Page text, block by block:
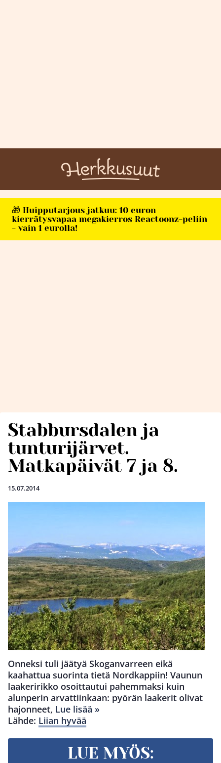
🎁 Huipputarjous jatkuu: 10 euron
kierrätysvapaa megakierros Reactoonz-peliin
- vain 1 eurolla!
Stabbursdalen ja
tunturijärvet.
Matkapäivät 7 ja 8.
15.07.2014
Onneksi tuli jäätyä Skoganvarreen eikä
kaahattua suorinta tietä Nordkappiin! Vaunun
laakeririkko osoittautui pahemmaksi kuin
alunperin arvattiinkaan: pyörän laakerit olivat
hajonneet, Lue lisää »
Lähde: Liian hyvää
LUE MYÖS: